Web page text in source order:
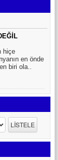
hiçe
en önde
biri ola..